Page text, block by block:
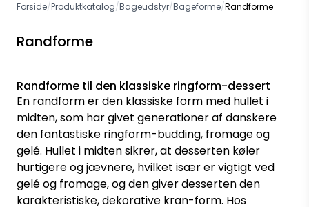
Forside/Produktkatalog/Bageudstyr/Bageforme/Randforme
Randforme
Randforme til den klassiske ringform-dessert
En randform er den klassiske form med hullet i
midten, som har givet generationer af danskere
den fantastiske ringform-budding, fromage og
gelé. Hullet i midten sikrer, at desserten køler
hurtigere og jævnere, hvilket især er vigtigt ved
gelé og fromage, og den giver desserten den
karakteristiske, dekorative kran-form. Hos